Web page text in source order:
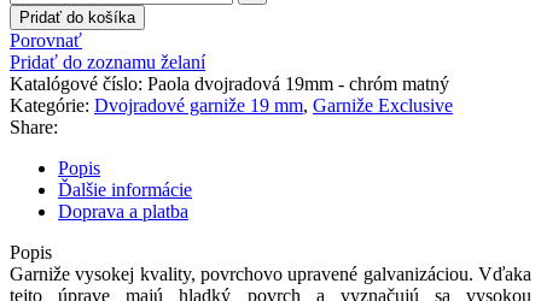
Pridať do košíka
Porovnať
Pridať do zoznamu želaní
Katalógové číslo: Paola dvojradová 19mm - chróm matný
Kategórie: Dvojradové garniže 19 mm, Garniže Exclusive
Share:
Popis
Ďalšie informácie
Doprava a platba
Popis
Garniže vysokej kvality, povrchovo upravené galvanizáciou. Vďaka
tejto
úprave majú hladký povrch a vyznačujú
sa vysokou